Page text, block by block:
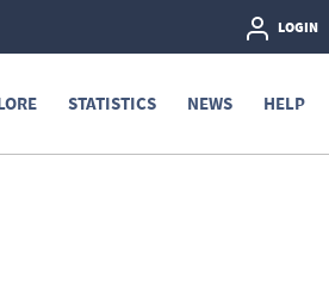
LOGIN
STATISTICS NEWS HELP